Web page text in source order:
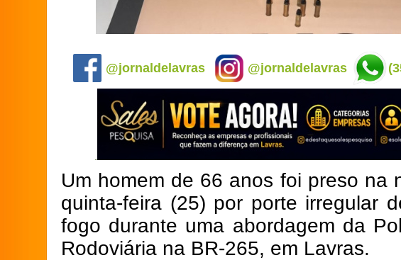
@jornaldelavras @jornaldelavras
Um homem de 66 anos foi preso na
quinta-feira (25) por porte irregular
fogo durante uma abordagem da
Rodoviária na BR-265, em Lavras.